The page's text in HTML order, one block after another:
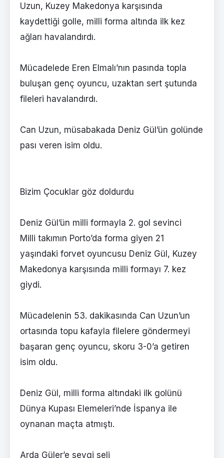
Uzun, Kuzey Makedonya karşısında
kaydettiği golle, milli forma altında ilk kez
ağları havalandırdı.
Mücadelede Eren Elmalı’nın pasında topla
buluşan genç oyuncu, uzaktan sert şutunda
fileleri havalandırdı.
Can Uzun, müsabakada Deniz Gül’ün golünde
pası veren isim oldu.
Bizim Çocuklar göz doldurdu
Deniz Gül’ün milli formayla 2. gol sevinci
Milli takımın Porto’da forma giyen 21
yaşındaki forvet oyuncusu Deniz Gül, Kuzey
Makedonya karşısında milli formayı 7. kez
giydi.
Mücadelenin 53. dakikasında Can Uzun’un
ortasında topu kafayla filelere göndermeyi
başaran genç oyuncu, skoru 3-0’a getiren
isim oldu.
Deniz Gül, milli forma altındaki ilk golünü
Dünya Kupası Elemeleri’nde İspanya ile
oynanan maçta atmıştı.
Arda Güler’e sevgi seli